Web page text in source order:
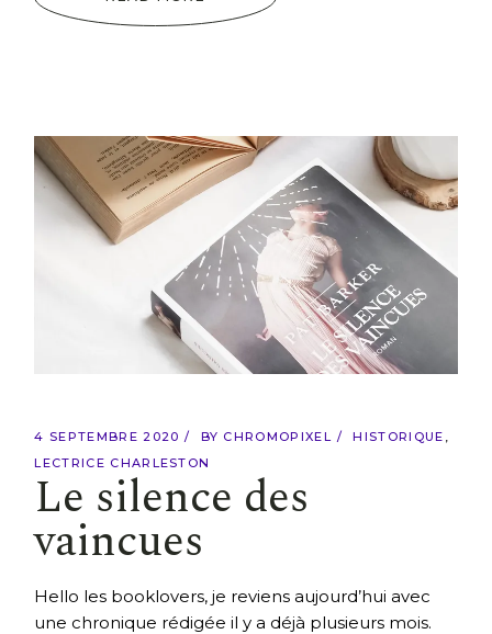
4 SEPTEMBRE 2020 BY CHROMOPIXEL
HISTORIQUE
LECTRICE CHARLESTON
Le silence des
vaincues
Hello les booklovers, je reviens aujourd’hui avec
une chronique rédigée il y a déjà plusieurs mois.